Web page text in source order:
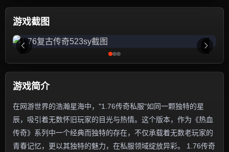
游戏截图
游戏简介
在网游世界的浩瀚星海中，"1.76传奇私服"如同一颗独特的星
辰，吸引着无数怀旧玩家的目光与热情。这个版本，作为《热血
传奇》系列中一个经典而独特的存在，不仅承载着无数老玩家的
青春记忆，更以其独特的魅力，在私服领域绽放异彩。 1.76传奇